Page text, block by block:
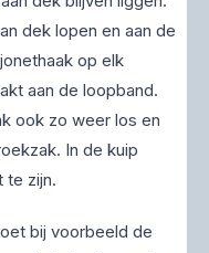
dek lopen en aan de
op elk
aan de loopband.
ook zo weer los en
In de kuip
te zijn.
bij voorbeeld de